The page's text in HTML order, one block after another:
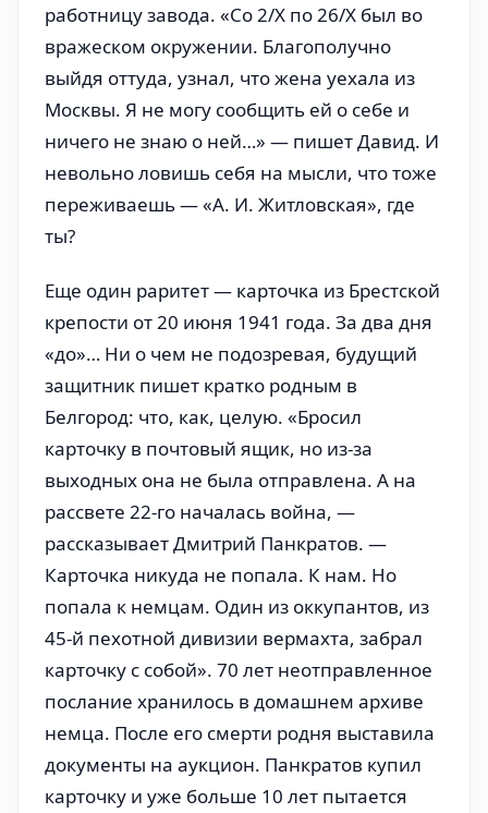
работницу завода. «Со 2/Х по 26/Х был во
вражеском окружении. Благополучно
выйдя оттуда, узнал, что жена уехала из
Москвы. Я не могу сообщить ей о себе и
ничего не знаю о ней…» — пишет Давид. И
невольно ловишь себя на мысли, что тоже
переживаешь — «А. И. Житловская», где
ты?
Еще один раритет — карточка из Брестской
крепости от 20 июня 1941 года. За два дня
«до»… Ни о чем не подозревая, будущий
защитник пишет кратко родным в
Белгород: что, как, целую. «Бросил
карточку в почтовый ящик, но из-за
выходных она не была отправлена. А на
рассвете 22-го началась война, —
рассказывает Дмитрий Панкратов. —
Карточка никуда не попала. К нам. Но
попала к немцам. Один из оккупантов, из
45-й пехотной дивизии вермахта, забрал
карточку с собой». 70 лет неотправленное
послание хранилось в домашнем архиве
немца. После его смерти родня выставила
документы на аукцион. Панкратов купил
карточку и уже больше 10 лет пытается